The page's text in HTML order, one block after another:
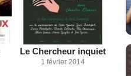
Le Chercheur inquiet
1 février 2014